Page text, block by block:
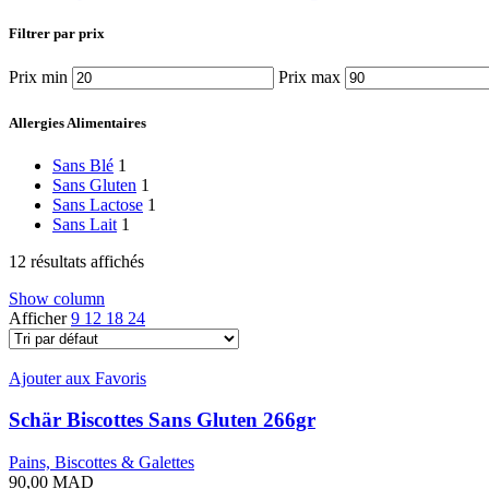
Filtrer par prix
Prix min Prix max
Allergies Alimentaires
Sans Blé 1
Sans Gluten 1
Sans Lactose 1
Sans Lait 1
12 résultats affichés
Show column
Afficher9 12 18 24
Ajouter aux Favoris
Schär Biscottes Sans Gluten 266gr
Pains, Biscottes & Galettes
90,00 MAD